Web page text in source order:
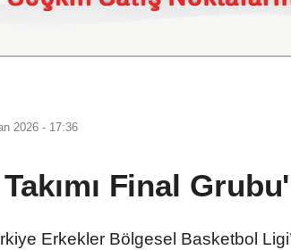
2026 - 17:36
Final
Erkekler Bölgesel Basketbol